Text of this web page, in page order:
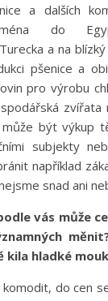
a dalších
do
a na
pšenice a
pro výrobu
zvířata
být výkup
subjekty
například
snad ani
vás může
kila hladké
do cen